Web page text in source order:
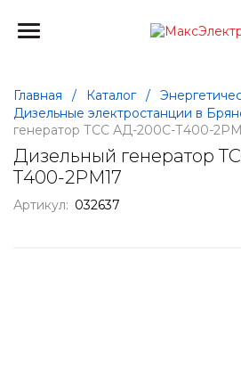
Главная / Каталог /
Дизельные электростанции в
генератор ТСС АД-200С-Т400-
Дизельный генератор
Т400-2РМ17
Артикул: 032637